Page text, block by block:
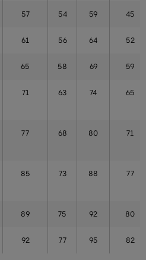
57 54 59 45
61 56 64 52
65 58 69 59
71 63 74 65
77 68 80 71
85 73 88 77
89 75 92 80
92 77 95 82